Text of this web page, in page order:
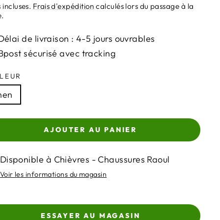
incluses. Frais d'expédition calculés lors du passage à la
de livraison : 4-5 jours ouvrables
sécurisé avec tracking
AJOUTER AU PANIER
Disponible à Chièvres - Chaussures Raoul
Voir les informations du magasin
ESSAYER AU MAGASIN